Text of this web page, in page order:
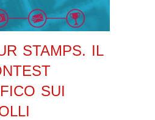
STAMPS. IL
SUI